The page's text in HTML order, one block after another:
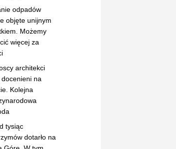
odpadów
objęte unijnym
Możemy
więcej za
architekci
na
Kolejna
tysiąc
dotarło na